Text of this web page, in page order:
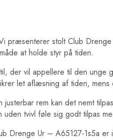
stolt Club
at holde styr på tiden.
vil appellere til den unge
let aflæsning af tiden,
rem kan det nemt
tvivl føle sig godt tilpas
Ur – A65127-1s5a